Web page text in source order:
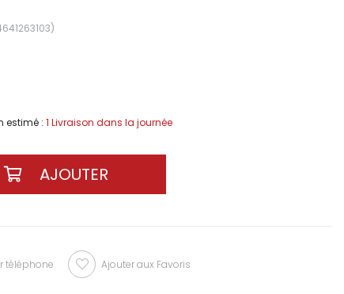
estimé : 1 Livraison dans la journée
téléphone Ajouter aux Favoris